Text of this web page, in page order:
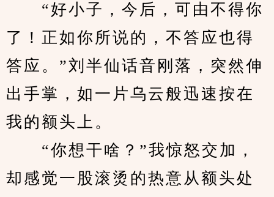
“好小子，今后，可由不得你
了！正如你所说的，不答应也得
答应。”刘半仙话音刚落，突然伸
出手掌，如一片乌云般迅速按在
我的额头上。
“你想干啥？”我惊怒交加，
却感觉一股滚烫的热意从额头处